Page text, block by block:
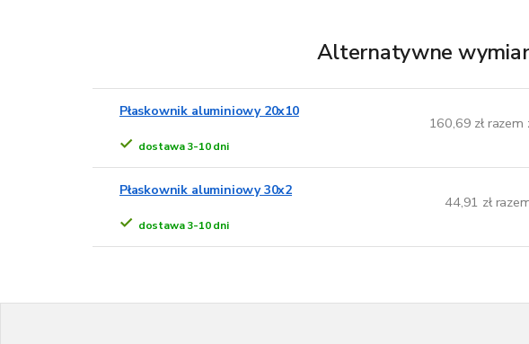
Alternatywne
Płaskownik aluminiowy 20x10
dostawa 3-10 dni
160,69 zł razem
Płaskownik aluminiowy 30x2
dostawa 3-10 dni
44,91 zł